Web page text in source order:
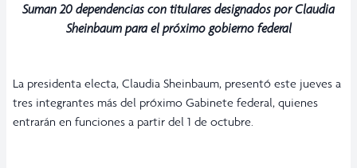
Suman 20 dependencias con titulares designados por Claudia
Sheinbaum para el próximo gobierno federal
La presidenta electa, Claudia Sheinbaum, presentó este jueves a
tres integrantes más del próximo Gabinete federal, quienes
entrarán en funciones a partir del 1 de octubre.